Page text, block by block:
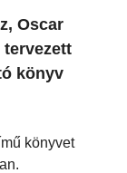
Oscar
tervezett
könyv
könyvet